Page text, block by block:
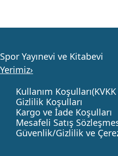
Spor Yayınevi ve Kitabevi
Yerimiz›
Kullanım
Gizlilik Koşulları
Kargo ve İade Koşulları
Mesafeli Satış
Güvenlik/Gizlilik ve